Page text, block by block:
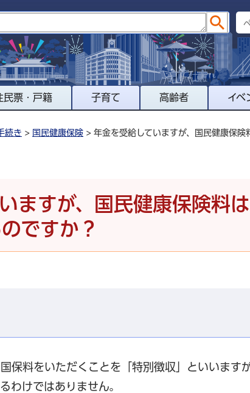
民票・戸籍 子育て 高齢者 イベ
続き > 国民健康保険 > 年金を受給していますが、国民健康保
ますが、国民健康保険料
ですか？
保料をいただくことを「特別徴収」といいます
わけではありません。